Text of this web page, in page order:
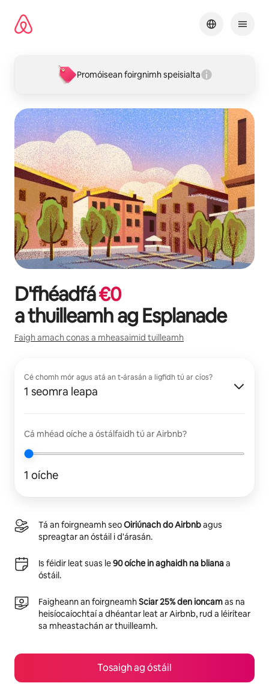
chuig
ábhar
Promóisean foirgnimh speisialta
D'fhéadfá€0
a thuilleamh agEsplanade
Faigh amach conas a mheasaimid tuilleamh
Cé chomh mór agus atá an t-árasán a ligfidh tú ar cíos?
1 seomra leapa
Cá mhéad oíche a óstálfaidh tú ar Airbnb?
1 oíche
Tá an foirgneamh seoOiriúnach do Airbnbagus
spreagtar an óstáil i d'árasán.
Is féidir leat suas le90 oíche in aghaidh na blianaa
óstáil.
Faigheann an foirgneamhSciar 25% den ioncamas na
heisíocaíochtaí a dhéantar leat ar Airbnb, rud a léirítear
sa mheastachán ar thuilleamh.
Tosaigh ag óstáil